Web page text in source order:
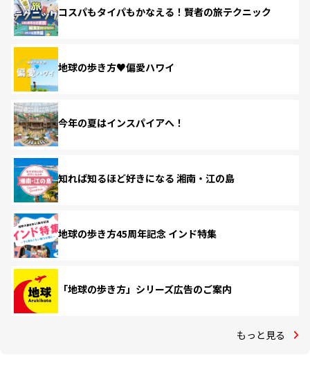
コスパもタイパもかなえる！賢者の旅テクニック
地球の歩き方♥偏愛ハワイ
今年の夏はインスパイアへ！
知れば知るほど好きになる 湘南・江の島
地球の歩き方45周年記念 インド特集
「地球の歩き方」シリーズ広告のご案内
もっと見る